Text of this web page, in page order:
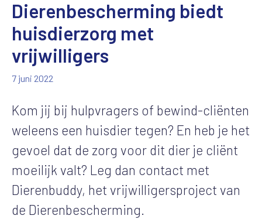
Dierenbescherming biedt
huisdierzorg met
vrijwilligers
7 juni 2022
Kom jij bij hulpvragers of bewind-cliënten
weleens een huisdier tegen? En heb je het
gevoel dat de zorg voor dit dier je cliënt
moeilijk valt? Leg dan contact met
Dierenbuddy, het vrijwilligersproject van
de Dierenbescherming.